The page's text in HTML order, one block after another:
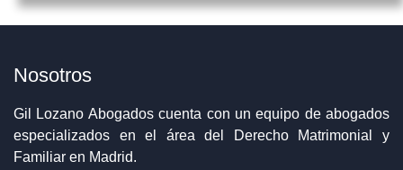
Nosotros
Gil Lozano Abogados cuenta con un equipo de abogados
especializados en el área del Derecho Matrimonial y
Familiar en Madrid.